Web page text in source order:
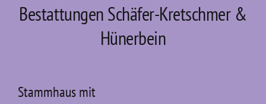
Bestattungen Schäfer-Kretschmer &
Hünerbein
Stammhaus mit